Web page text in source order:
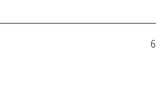
6